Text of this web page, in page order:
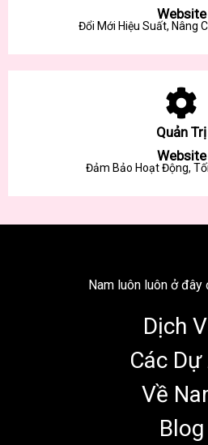
Website
Đổi Mới Hiệu Suất, Nâng
Quản Trị
Website
Đảm Bảo Hoạt Động,
Nam luôn luôn ở đây
Dịch
Các Dự
Về
Blog